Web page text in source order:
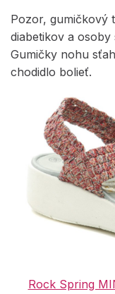
Pozor, gumičkový
diabetikov a
Gumičky nohu
chodidlo bolieť.
Rock Spring